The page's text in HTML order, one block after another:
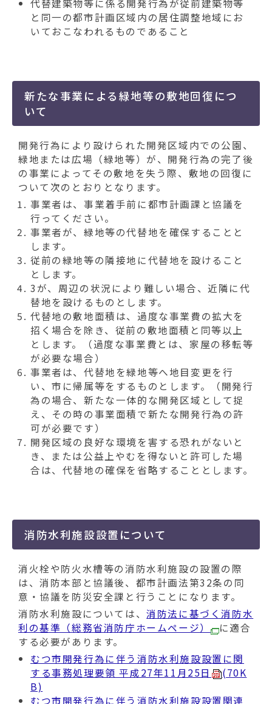
代替建築物等に係る開発行為が従前建築物等
と同一の都市計画区域内の居住調整地域にお
いておこなわれるものであること
新たな事業による緑地等の敷地回復につ
いて
開発行為により設けられた開発区域内での公園、
緑地または広場（緑地等）が、開発行為の完了後
の事業によってその敷地を失う際、敷地の回復に
ついて次のとおりとなります。
事業者は、事業着手前に都市計画課と協議を
行ってください。
事業者が、緑地等の代替地を確保することと
します。
従前の緑地等の隣接地に代替地を設けること
とします。
3が、周辺の状況により難しい場合、近隣に代
替地を設けるものとします。
代替地の敷地面積は、過度な事業費の拡大を
招く場合を除き、従前の敷地面積と同等以上
とします。（過度な事業費とは、家屋の移転等
が必要な場合）
事業者は、代替地を緑地等へ地目変更を行
い、市に帰属等をするものとします。（開発行
為の場合、新たな一体的な開発区域として捉
え、その時の事業面積で新たな開発行為の許
可が必要です）
開発区域の良好な環境を害する恐れがないと
き、または公益上やむを得ないと許可した場
合は、代替地の確保を省略することとします。
消防水利施設設置について
消火栓や防火水槽等の消防水利施設の設置の際
は、消防本部と協議後、都市計画法第32条の同
意・協議を防災安全課と行うことになります。
消防水利施設については、消防法に基づく消防水
利の基準（総務省消防庁ホームページ）
に適合
する必要があります。
むつ市開発行為に伴う消防水利施設設置に関
する事務処理要領 平成27年11月25日
(70K
B)
むつ市開発行為に伴う消防水利施設設置関連